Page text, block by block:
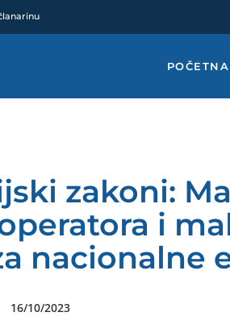
POČETNA
zakoni:
i
nacionalne
16/10/2023